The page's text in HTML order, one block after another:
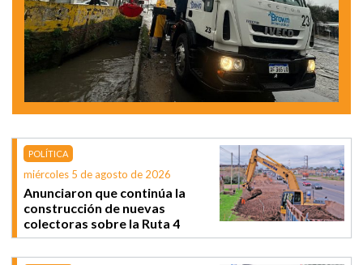
POLÍTICA
miércoles 5 de agosto de 2026
Anunciaron que continúa la
construcción de nuevas
colectoras sobre la Ruta 4